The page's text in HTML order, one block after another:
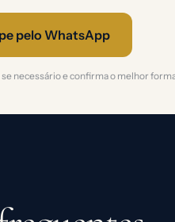
pelo WhatsApp
necessário e confirma o melhor